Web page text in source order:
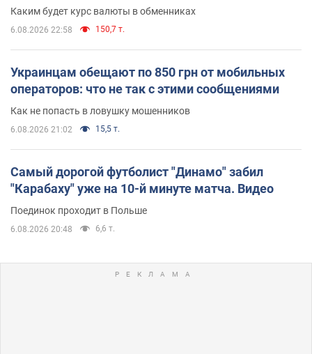
Каким будет курс валюты в обменниках
6.08.2026 22:58 150,7 т.
Украинцам обещают по 850 грн от мобильных
операторов: что не так с этими сообщениями
Как не попасть в ловушку мошенников
6.08.2026 21:02 15,5 т.
Самый дорогой футболист "Динамо" забил
"Карабаху" уже на 10-й минуте матча. Видео
Поединок проходит в Польше
6.08.2026 20:48 6,6 т.